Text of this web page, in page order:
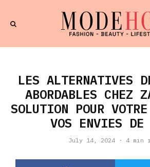
LES ALTERNATIVES
ABORDABLES CHEZ
SOLUTION POUR
VOS ENVIES DE
July 14, 2024 · 4 min